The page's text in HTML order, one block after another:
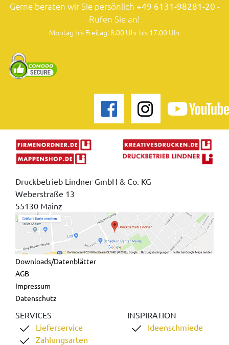
Gerne beraten wir Sie persönlich +49 6131-98281-20 -
Rufen Sie an!
Montag bis Freitag: 8.00 Uhr bis 17.00 Uhr
Druckbetrieb Lindner GmbH & Co. KG
Weberstraße 13
55130 Mainz
Downloads/Datenblätter
AGB
Impressum
Datenschutz
SERVICES
Lieferservice
Zahlungsarten
INSPIRATION
Ideenschmiede